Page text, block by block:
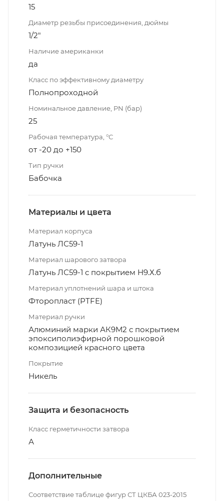
15
Диаметр резьбы присоединения, дюймы
1/2"
Наличие американки
да
Класс по эффективному диаметру
Полнопроходной
Номинальное давление, PN (бар)
25
Рабочая температура, °С
от -20 до +150
Тип ручки
Бабочка
Материалы и цвета
Материал корпуса
Латунь ЛС59-1
Материал шарового затвора
Латунь ЛС59-1 с покрытием Н9.Х.б
Материал уплотнений шара и штока
Фторопласт (PTFE)
Материал ручки
Алюминий марки АК9М2 с покрытием
эпоксиполиэфирной порошковой
композицией красного цвета
Покрытие
Никель
Защита и безопасность
Класс герметичности затвора
А
Дополнительные
Соответствие таблице фигур СТ ЦКБА 023-2015